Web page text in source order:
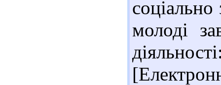
соціально
молоді